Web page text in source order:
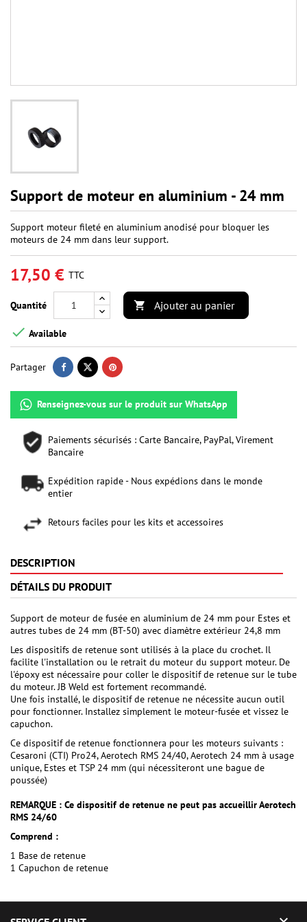
Support de moteur en aluminium - 24 mm
Support moteur fileté en aluminium anodisé pour bloquer les
moteurs de 24 mm dans leur support.
17,50 € TTC
Quantité  Ajouter au panier
 Available
Partager
Renseignez-vous sur le produit sur WhatsApp
Paiements sécurisés : Carte Bancaire, PayPal, Virement
Bancaire
Expédition rapide - Nous expédions dans le monde
entier
Retours faciles pour les kits et accessoires
DESCRIPTION
DÉTAILS DU PRODUIT
Support de moteur de fusée en aluminium de 24 mm pour Estes et
autres tubes de 24 mm (BT-50) avec diamètre extérieur 24,8 mm
Les dispositifs de retenue sont utilisés à la place du crochet. Il
facilite l'installation ou le retrait du moteur du support moteur. De
l'époxy est nécessaire pour coller le dispositif de retenue sur le tube
du moteur. JB Weld est fortement recommandé.
Une fois installé, le dispositif de retenue ne nécessite aucun outil
pour fonctionner. Installez simplement le moteur-fusée et vissez le
capuchon.
Ce dispositif de retenue fonctionnera pour les moteurs suivants :
Cesaroni (CTI) Pro24, Aerotech RMS 24/40, Aerotech 24 mm à usage
unique, Estes et TSP 24 mm (qui nécessiteront une bague de
poussée)
REMARQUE : Ce dispositif de retenue ne peut pas accueillir Aerotech
RMS 24/60
Comprend :
1 Base de retenue
1 Capuchon de retenue